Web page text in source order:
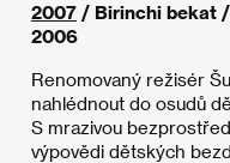
2007 / Birinchi bekat
2006
Renomovaný režisér
nahlédnout do osudů
S mrazivou
výpovědi dětských